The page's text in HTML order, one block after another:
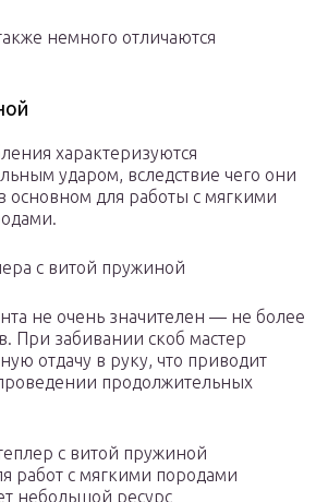
немного отличаются
характеризуются
ударом, вследствие чего они
основном для работы с мягкими
с витой пружиной
не очень значителен — не более
При забивании скоб мастер
отдачу в руку, что приводит
продолжительных
с витой пружиной
работ с мягкими породами
небольшой ресурс